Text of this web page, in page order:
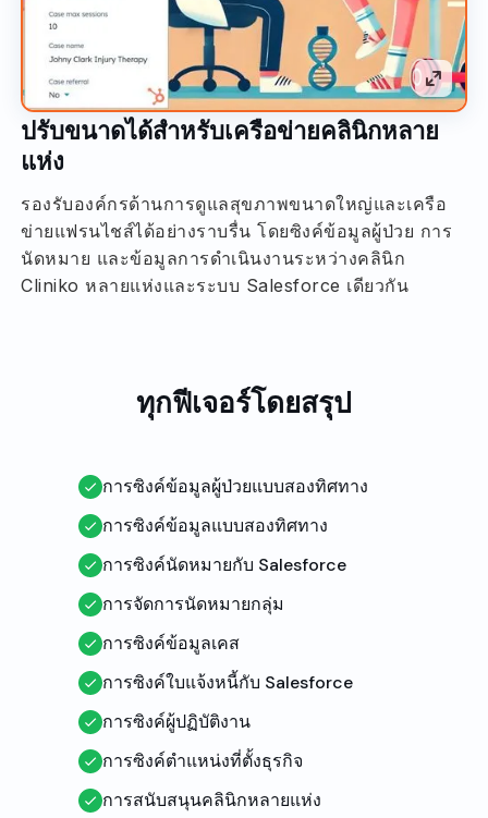
ปรับขนาดได้สำหรับเครือข่ายคลินิกหลาย
แห่ง
รองรับองค์กรด้านการดูแลสุขภาพขนาดใหญ่และเครือ
ข่ายแฟรนไชส์ได้อย่างราบรื่น โดยซิงค์ข้อมูลผู้ป่วย การ
นัดหมาย และข้อมูลการดำเนินงานระหว่างคลินิก
Cliniko หลายแห่งและระบบ Salesforce เดียวกัน
ทุกฟีเจอร์โดยสรุป
การซิงค์ข้อมูลผู้ป่วยแบบสองทิศทาง
การซิงค์ข้อมูลแบบสองทิศทาง
การซิงค์นัดหมายกับ Salesforce
การจัดการนัดหมายกลุ่ม
การซิงค์ข้อมูลเคส
การซิงค์ใบแจ้งหนี้กับ Salesforce
การซิงค์ผู้ปฏิบัติงาน
การซิงค์ตำแหน่งที่ตั้งธุรกิจ
การสนับสนุนคลินิกหลายแห่ง